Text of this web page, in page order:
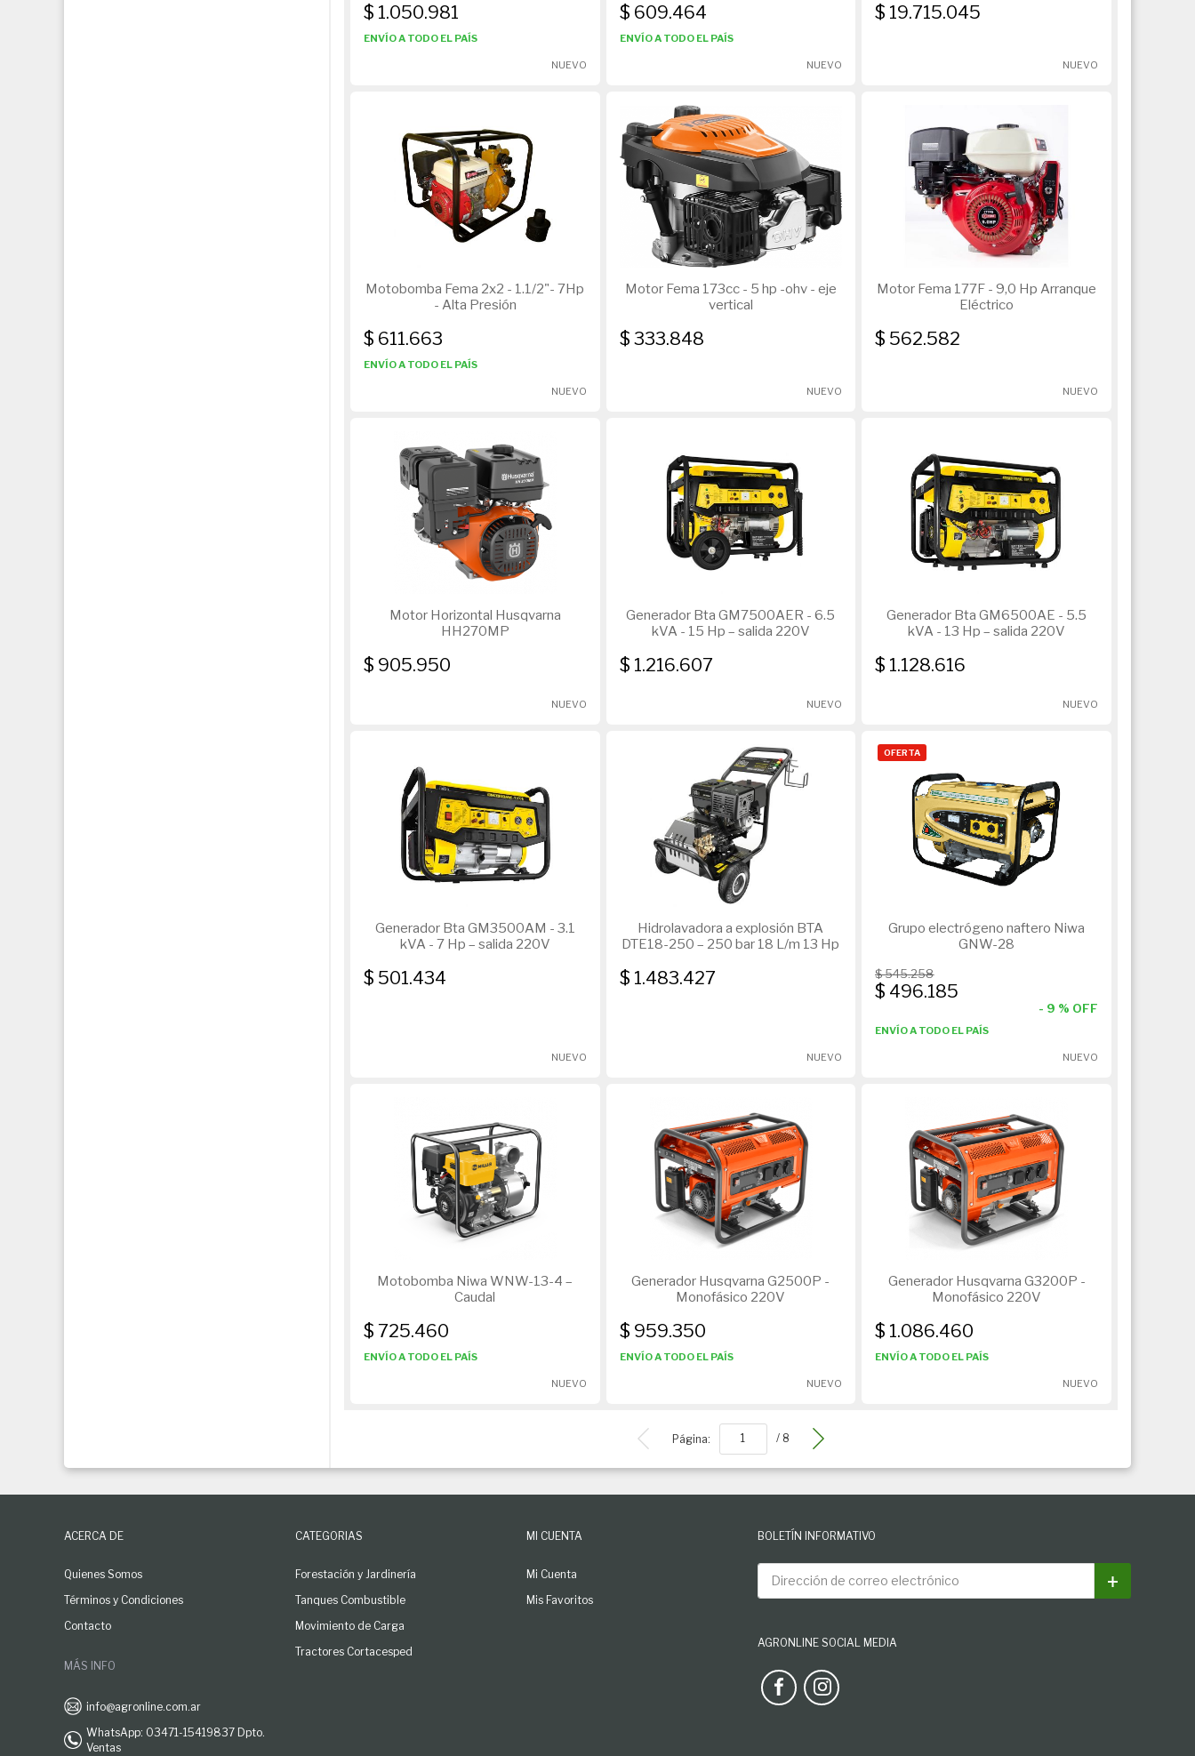
$ 1.050.981
ENVÍO A TODO EL PAÍS
NUEVO
$ 609.464
ENVÍO A TODO EL PAÍS
NUEVO
$ 19.715.045
NUEVO
Motobomba Fema 2x2 - 1.1/2"- 7Hp
- Alta Presión
$ 611.663
ENVÍO A TODO EL PAÍS
NUEVO
Motor Fema 173cc - 5 hp -ohv - eje
vertical
$ 333.848
NUEVO
Motor Fema 177F - 9,0 Hp Arranque
Eléctrico
$ 562.582
NUEVO
Motor Horizontal Husqvarna
HH270MP
$ 905.950
NUEVO
Generador Bta GM7500AER - 6.5
kVA - 15 Hp – salida 220V
$ 1.216.607
NUEVO
Generador Bta GM6500AE - 5.5
kVA - 13 Hp – salida 220V
$ 1.128.616
NUEVO
Generador Bta GM3500AM - 3.1
kVA - 7 Hp – salida 220V
$ 501.434
NUEVO
Hidrolavadora a explosión BTA
DTE18-250 – 250 bar 18 L/m 13 Hp
$ 1.483.427
NUEVO
OFERTA
Grupo electrógeno naftero Niwa
GNW-28
$ 496.185
$ 545.258
- 9 % OFF
ENVÍO A TODO EL PAÍS
NUEVO
Motobomba Niwa WNW-13-4 –
Caudal
$ 725.460
ENVÍO A TODO EL PAÍS
NUEVO
Generador Husqvarna G2500P -
Monofásico 220V
$ 959.350
ENVÍO A TODO EL PAÍS
NUEVO
Generador Husqvarna G3200P -
Monofásico 220V
$ 1.086.460
ENVÍO A TODO EL PAÍS
NUEVO
Página: / 8
ACERCA DE
Quienes Somos
Términos y Condiciones
Contacto
MÁS INFO
info@agronline.com.ar
WhatsApp: 03471-15419837 Dpto.
Ventas
CATEGORIAS
Forestación y Jardinería
Tanques Combustible
Movimiento de Carga
Tractores Cortacesped
MI CUENTA
Mi Cuenta
Mis Favoritos
BOLETÍN INFORMATIVO
Dirección de correo electrónico
Suscribirse
AGRONLINE SOCIAL MEDIA
See our Facebook